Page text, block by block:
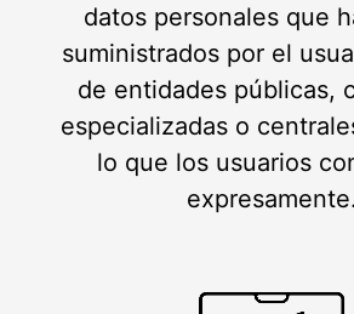
datos personales que
suministrados por el
de entidades públicas,
especializadas o
lo que los usuarios
expresamente.